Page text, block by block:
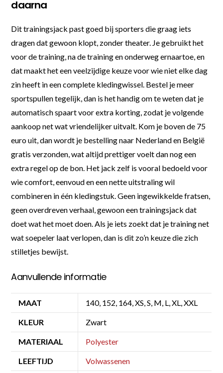
daarna
Dit trainingsjack past goed bij sporters die graag iets
dragen dat gewoon klopt, zonder theater. Je gebruikt het
voor de training, na de training en onderweg ernaartoe, en
dat maakt het een veelzijdige keuze voor wie niet elke dag
zin heeft in een complete kledingwissel. Bestel je meer
sportspullen tegelijk, dan is het handig om te weten dat je
automatisch spaart voor extra korting, zodat je volgende
aankoop net wat vriendelijker uitvalt. Kom je boven de 75
euro uit, dan wordt je bestelling naar Nederland en België
gratis verzonden, wat altijd prettiger voelt dan nog een
extra regel op de bon. Het jack zelf is vooral bedoeld voor
wie comfort, eenvoud en een nette uitstraling wil
combineren in één kledingstuk. Geen ingewikkelde fratsen,
geen overdreven verhaal, gewoon een trainingsjack dat
doet wat het moet doen. Als je iets zoekt dat je training net
wat soepeler laat verlopen, dan is dit zo’n keuze die zich
stilletjes bewijst.
Aanvullende informatie
MAAT 140, 152, 164, XS, S, M, L, XL, XXL
KLEUR Zwart
MATERIAAL Polyester
LEEFTIJD Volwassenen